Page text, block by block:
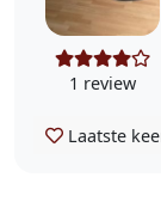
1 review
Laatste